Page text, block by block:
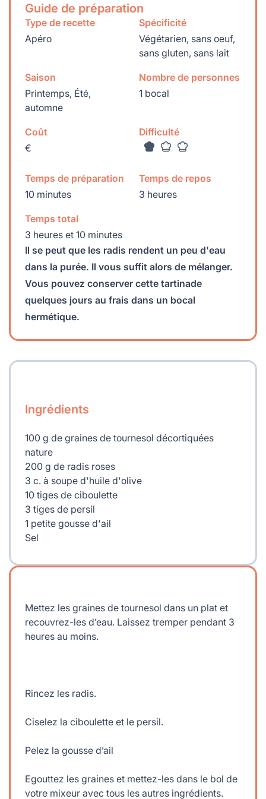
Guide de préparation
Type de recette
Apéro
Spécificité
Végétarien, sans oeuf,
sans gluten, sans lait
Saison
Printemps, Été,
automne
Nombre de personnes
1 bocal
Coût
€
Difficulté
Temps de préparation
10 minutes
Temps de repos
3 heures
Temps total
3 heures et 10 minutes
Il se peut que les radis rendent un peu d'eau
dans la purée. Il vous suffit alors de mélanger.
Vous pouvez conserver cette tartinade
quelques jours au frais dans un bocal
hermétique.
Ingrédients
100 g de graines de tournesol décortiquées
nature
200 g de radis roses
3 c. à soupe d'huile d'olive
10 tiges de ciboulette
3 tiges de persil
1 petite gousse d'ail
Sel
Mettez les graines de tournesol dans un plat et
recouvrez-les d’eau. Laissez tremper pendant 3
heures au moins.
Rincez les radis.
Ciselez la ciboulette et le persil.
Pelez la gousse d’ail
Egouttez les graines et mettez-les dans le bol de
votre mixeur avec tous les autres ingrédients.